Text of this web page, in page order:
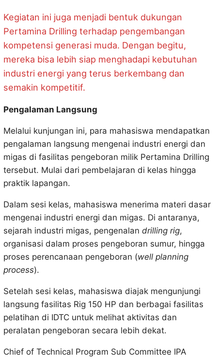
Kegiatan ini juga menjadi bentuk dukungan
Pertamina Drilling terhadap pengembangan
kompetensi generasi muda. Dengan begitu,
mereka bisa lebih siap menghadapi kebutuhan
industri energi yang terus berkembang dan
semakin kompetitif.
Pengalaman Langsung
Melalui kunjungan ini, para mahasiswa mendapatkan
pengalaman langsung mengenai industri energi dan
migas di fasilitas pengeboran milik Pertamina Drilling
tersebut. Mulai dari pembelajaran di kelas hingga
praktik lapangan.
Dalam sesi kelas, mahasiswa menerima materi dasar
mengenai industri energi dan migas. Di antaranya,
sejarah industri migas, pengenalan drilling rig,
organisasi dalam proses pengeboran sumur, hingga
proses perencanaan pengeboran (well planning
process).
Setelah sesi kelas, mahasiswa diajak mengunjungi
langsung fasilitas Rig 150 HP dan berbagai fasilitas
pelatihan di IDTC untuk melihat aktivitas dan
peralatan pengeboran secara lebih dekat.
Chief of Technical Program Sub Committee IPA